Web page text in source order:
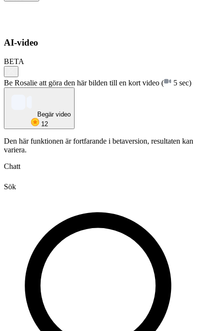
AI-video
BETA
Be Rosalie att göra den här bilden till en kort video ( 5 sec)
Begär video
12
Den här funktionen är fortfarande i betaversion, resultaten kan
variera.
Chatt
Sök